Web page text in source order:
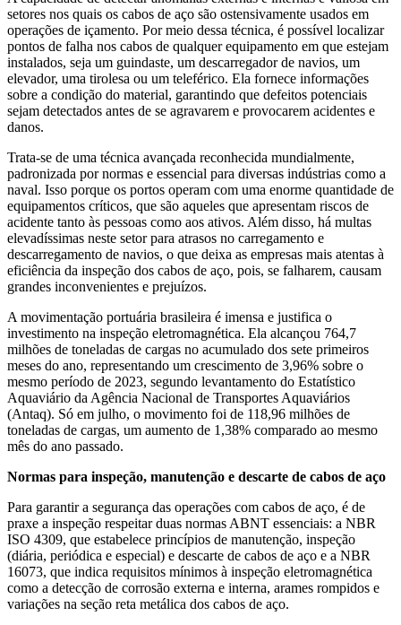
setores nos quais os cabos de aço são ostensivamente usados em
operações de içamento. Por meio dessa técnica, é possível localizar
pontos de falha nos cabos de qualquer equipamento em que estejam
instalados, seja um guindaste, um descarregador de navios, um
elevador, uma tirolesa ou um teleférico. Ela fornece informações
sobre a condição do material, garantindo que defeitos potenciais
sejam detectados antes de se agravarem e provocarem acidentes e
danos.
Trata-se de uma técnica avançada reconhecida mundialmente,
padronizada por normas e essencial para diversas indústrias como a
naval. Isso porque os portos operam com uma enorme quantidade de
equipamentos críticos, que são aqueles que apresentam riscos de
acidente tanto às pessoas como aos ativos. Além disso, há multas
elevadíssimas neste setor para atrasos no carregamento e
descarregamento de navios, o que deixa as empresas mais atentas à
eficiência da inspeção dos cabos de aço, pois, se falharem, causam
grandes inconvenientes e prejuízos.
A movimentação portuária brasileira é imensa e justifica o
investimento na inspeção eletromagnética. Ela alcançou 764,7
milhões de toneladas de cargas no acumulado dos sete primeiros
meses do ano, representando um crescimento de 3,96% sobre o
mesmo período de 2023, segundo levantamento do Estatístico
Aquaviário da Agência Nacional de Transportes Aquaviários
(Antaq). Só em julho, o movimento foi de 118,96 milhões de
toneladas de cargas, um aumento de 1,38% comparado ao mesmo
mês do ano passado.
Normas para inspeção, manutenção e descarte de cabos de aço
Para garantir a segurança das operações com cabos de aço, é de
praxe a inspeção respeitar duas normas ABNT essenciais: a NBR
ISO 4309, que estabelece princípios de manutenção, inspeção
(diária, periódica e especial) e descarte de cabos de aço e a NBR
16073, que indica requisitos mínimos à inspeção eletromagnética
como a detecção de corrosão externa e interna, arames rompidos e
variações na seção reta metálica dos cabos de aço.